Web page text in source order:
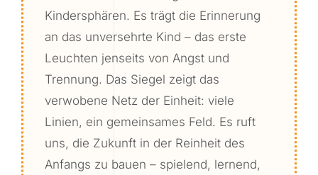
Kindersphären. Es trägt die Erinnerung
an das unversehrte Kind – das erste
Leuchten jenseits von Angst und
Trennung. Das Siegel zeigt das
verwobene Netz der Einheit: viele
Linien, ein gemeinsames Feld. Es ruft
uns, die Zukunft in der Reinheit des
Anfangs zu bauen – spielend, lernend,